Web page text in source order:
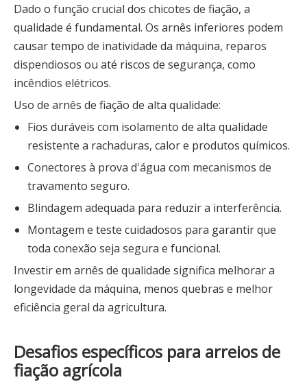
Dado o função crucial dos chicotes de fiação, a
qualidade é fundamental. Os arnês inferiores podem
causar tempo de inatividade da máquina, reparos
dispendiosos ou até riscos de segurança, como
incêndios elétricos.
Uso de arnês de fiação de alta qualidade:
Fios duráveis ​​com isolamento de alta qualidade
resistente a rachaduras, calor e produtos químicos.
Conectores à prova d'água com mecanismos de
travamento seguro.
Blindagem adequada para reduzir a interferência.
Montagem e teste cuidadosos para garantir que
toda conexão seja segura e funcional.
Investir em arnês de qualidade significa melhorar a
longevidade da máquina, menos quebras e melhor
eficiência geral da agricultura.
Desafios específicos para arreios de
fiação agrícola